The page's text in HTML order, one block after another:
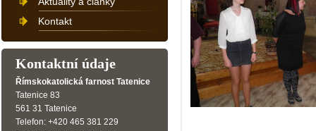
Kontakt
Kontaktní údaje
Římskokatolická farnost Tatenice
Tatenice 83
561 31 Tatenice
Telefon: +420 465 381 229